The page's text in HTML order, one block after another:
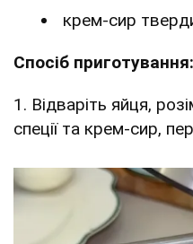
крем-сир
Спосіб приготування:
1. Відваріть яйця,
спеції та крем-сир,